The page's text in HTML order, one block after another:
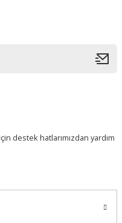
destek hatlarımızdan yardım